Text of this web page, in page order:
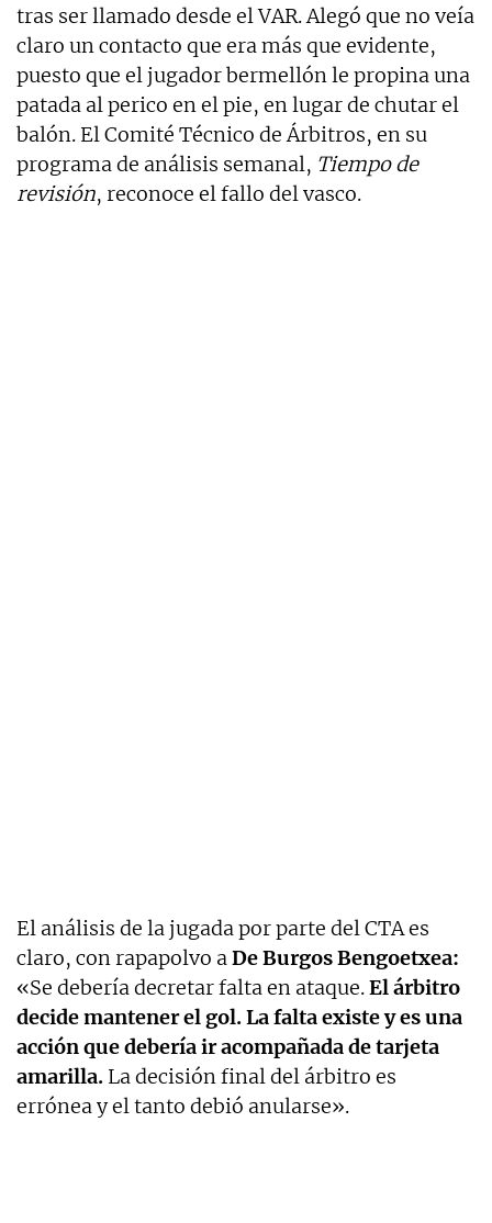
tras ser llamado desde el VAR. Alegó que no veía
claro un contacto que era más que evidente,
puesto que el jugador bermellón le propina una
patada al perico en el pie, en lugar de chutar el
balón. El Comité Técnico de Árbitros, en su
programa de análisis semanal, Tiempo de
revisión, reconoce el fallo del vasco.
El análisis de la jugada por parte del CTA es
claro, con rapapolvo aDe Burgos Bengoetxea:
«Se debería decretar falta en ataque.El árbitro
decide mantener el gol. La falta existe y es una
acción que debería ir acompañada de tarjeta
amarilla. La decisión final del árbitro es
errónea y el tanto debió anularse».